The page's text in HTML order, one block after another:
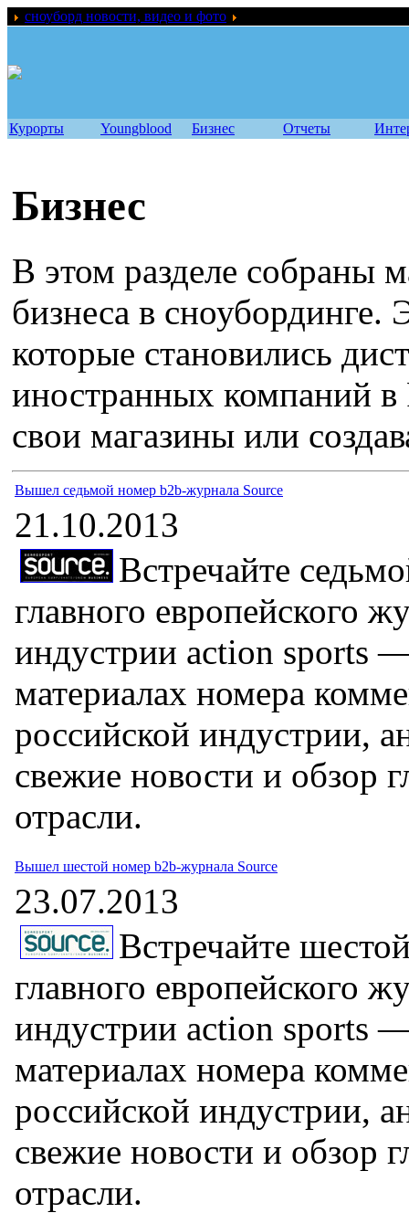
сноуборд новости, видео и фото
Курорты Youngblood Бизнес Отчеты
Бизнес
В этом разделе собраны
бизнеса в
которые становились
иностранных компаний в
свои магазины или
Вышел седьмой номер b2b-журнала Source
21.10.2013
Встречайте
главного европейского
индустрии action sports
материалах номера
российской индустрии,
свежие новости и обзор
отрасли.
Вышел шестой номер b2b-журнала Source
23.07.2013
Встречайте
главного европейского
индустрии action sports
материалах номера
российской индустрии,
свежие новости и обзор
отрасли.